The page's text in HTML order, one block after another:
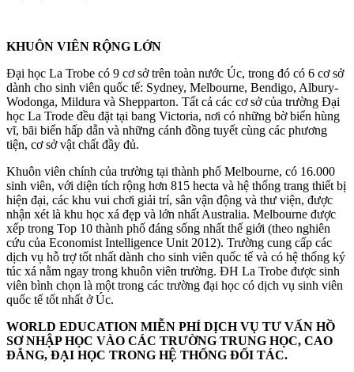
KHUÔN VIÊN RỘNG LỚN
Đại học La Trobe có 9 cơ sở trên toàn nước Úc, trong đó có 6 cơ sở
dành cho sinh viên quốc tế: Sydney, Melbourne, Bendigo, Albury-
Wodonga, Mildura và Shepparton. Tất cả các cơ sở của trường Đại
học La Trode đều đặt tại bang Victoria, nơi có những bờ biển hùng
vĩ, bãi biển hấp dẫn và những cánh đồng tuyết cùng các phương
tiện, cơ sở vật chất đầy đủ.
Khuôn viên chính của trường tại thành phố Melbourne, có 16.000
sinh viên, với diện tích rộng hơn 815 hecta và hệ thống trang thiết bị
hiện đại, các khu vui chơi giải trí, sân vận động và thư viện, được
nhận xét là khu học xá đẹp và lớn nhất Australia. Melbourne được
xếp trong Top 10 thành phố đáng sống nhất thế giới (theo nghiên
cứu của Economist Intelligence Unit 2012). Trường cung cấp các
dịch vụ hỗ trợ tốt nhất dành cho sinh viên quốc tế và có hệ thống ký
túc xá nằm ngay trong khuôn viên trường. ĐH La Trobe được sinh
viên bình chọn là một trong các trường đại học có dịch vụ sinh viên
quốc tế tốt nhất ở Úc.
WORLD EDUCATION MIỄN PHÍ DỊCH VỤ TƯ VẤN HỒ
SƠ NHẬP HỌC VÀO CÁC TRƯỜNG TRUNG HỌC, CAO
ĐẲNG, ĐẠI HỌC TRONG HỆ THỐNG ĐỐI TÁC.